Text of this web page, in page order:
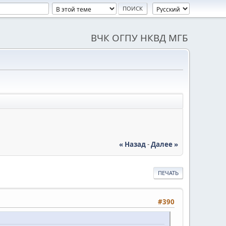
ВЧК ОГПУ НКВД МГБ
« Назад-Далее »
ПЕЧАТЬ
#390